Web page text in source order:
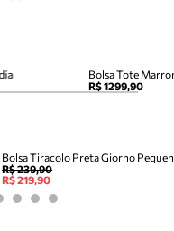
Bolsa Tote
R$ 1299,90
Bolsa Tiracolo Preta Giorno
R$ 239,90
R$ 219,90